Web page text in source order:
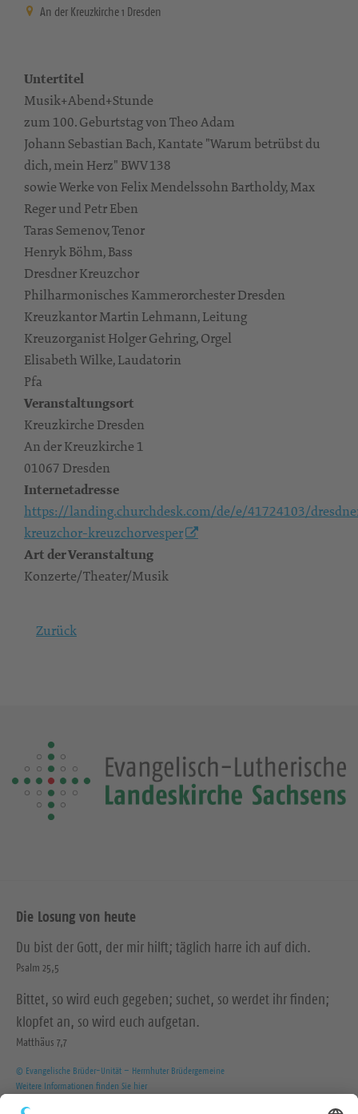
An der Kreuzkirche 1 Dresden
Untertitel
Musik+Abend+Stunde
zum 100. Geburtstag von Theo Adam
Johann Sebastian Bach, Kantate "Warum betrübst du
dich, mein Herz" BWV 138
sowie Werke von Felix Mendelssohn Bartholdy, Max
Reger und Petr Eben
Taras Semenov, Tenor
Henryk Böhm, Bass
Dresdner Kreuzchor
Philharmonisches Kammerorchester Dresden
Kreuzkantor Martin Lehmann, Leitung
Kreuzorganist Holger Gehring, Orgel
Elisabeth Wilke, Laudatorin
Pfa
Veranstaltungsort
Kreuzkirche Dresden
An der Kreuzkirche 1
01067 Dresden
Internetadresse
https://landing.churchdesk.com/de/e/41724103/
kreuzchor-kreuzchorvesper
Art der Veranstaltung
Konzerte/Theater/Musik
Zurück
Die Losung von heute
Du bist der Gott, der mir hilft; täglich harre ich auf dich.
Psalm 25,5
Bittet, so wird euch gegeben; suchet, so werdet ihr finden;
klopfet an, so wird euch aufgetan.
Matthäus 7,7
© Evangelische Brüder-Unität – Herrnhuter Brüdergemeine
Weitere Informationen finden Sie hier